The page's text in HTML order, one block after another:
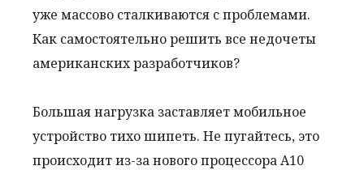
уже массово сталкиваются c проблемами.
Как самостоятельно решить все недочеты
американских разработчиков?
Большая нагрузка заставляет мобильное
устройство тихо шипеть. Не пугайтесь, это
происходит из-за нового процессора A10